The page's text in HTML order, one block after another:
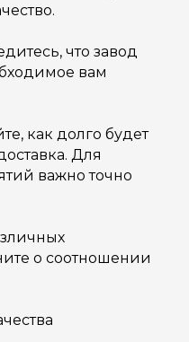
что завод
вам
как долго будет
Для
важно точно
о соотношении